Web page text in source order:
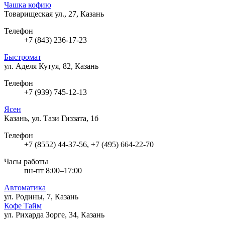
Чашка кофию
Товарищеская ул., 27, Казань
Телефон
+7 (843) 236-17-23
Быстромат
ул. Аделя Кутуя, 82, Казань
Телефон
+7 (939) 745-12-13
Ясен
Казань, ул. Тази Гиззата, 1б
Телефон
+7 (8552) 44-37-56, +7 (495) 664-22-70
Часы работы
пн-пт 8:00–17:00
Автоматика
ул. Родины, 7, Казань
Кофе Тайм
ул. Рихарда Зорге, 34, Казань